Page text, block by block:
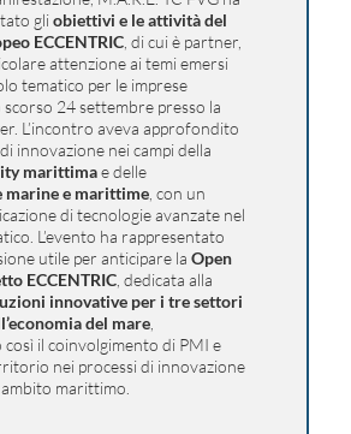
gliobiettivi e le attività del
ECCENTRIC , di cui è partner,
attenzione ai temi emersi
tematico per le imprese
24 settembre presso la
L’incontro aveva approfondito
innovazione nei campi della
marittimae delle
e marittime , con un
di tecnologie avanzate nel
L’evento ha rappresentato
utile per anticipare la Open
ECCENTRIC , dedicata alla
innovative per i tre settori
del mare
il coinvolgimento di PMI e
nei processi di innovazione
marittimo.